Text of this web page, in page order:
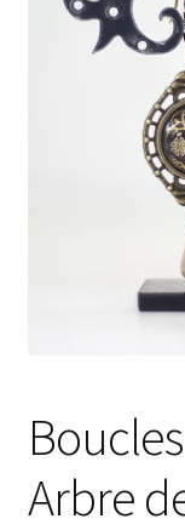
PRESSE
Arbre